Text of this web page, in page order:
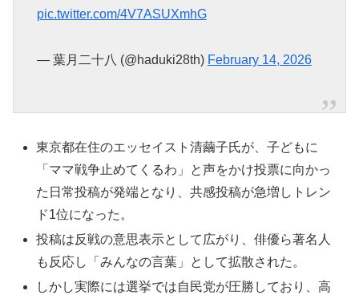
pic.twitter.com/4V7ASUXmhG
— 葉月二十八 (@haduki28th) February 14, 2026
東京都在住のエッセイスト清繭子氏が、子どもに
「ママ戦争止めてくるわ」と声をかけ投票に向かっ
た日常投稿が発端となり、共感投稿が急増しトレン
ド1位になった。
投稿は反戦の意思表示として広がり、俳優ら著名人
も反応し「みんなの言葉」として拡散された。
しかし実際には選挙では自民党が圧勝しており、高